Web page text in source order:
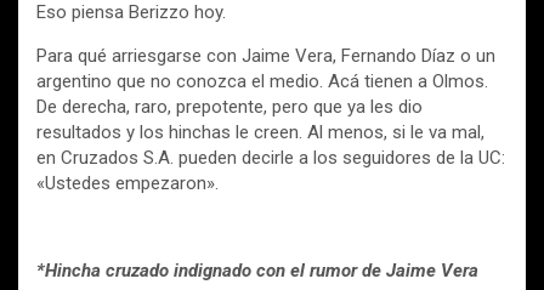
Eso piensa Berizzo hoy.
Para qué arriesgarse con Jaime Vera, Fernando Díaz o un
argentino que no conozca el medio. Acá tienen a Olmos.
De derecha, raro, prepotente, pero que ya les dio
resultados y los hinchas le creen. Al menos, si le va mal,
en Cruzados S.A. pueden decirle a los seguidores de la UC:
«Ustedes empezaron».
*Hincha cruzado indignado con el rumor de Jaime Vera